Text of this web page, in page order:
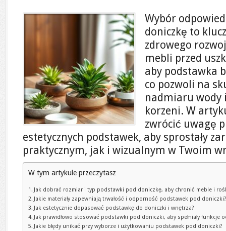
Wybór
doniczkę to
zdrowego
mebli przed
aby podstawka
co pozwoli na
nadmiaru wody
korzeni. W
zwrócić uwagę
estetycznych podstawek, aby sprostały
praktycznym, jak i wizualnym w Twoim
W tym artykule przeczytasz
Jak dobrać rozmiar i typ podstawki pod doniczkę, aby chronić meble i
Jakie materiały zapewniają trwałość i odporność podstawek pod
Jak estetycznie dopasować podstawkę do doniczki i wnętrza?
Jak prawidłowo stosować podstawki pod doniczki, aby spełniały funkcje
Jakie błędy unikać przy wyborze i użytkowaniu podstawek pod doniczki?